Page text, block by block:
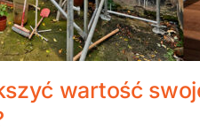
wartość